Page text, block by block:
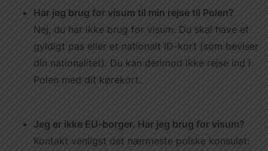
Har jeg brug for visum til min rejse til Polen?
Nej, du har ikke brug for visum. Du skal have et
gyldigt pas eller et nationalt ID-kort (som beviser
din nationalitet). Du kan derimod ikke rejse ind i
Polen med dit kørekort.
Jeg er ikke EU-borger. Har jeg brug for visum?
Kontakt venligst det nærmeste polske konsulat: